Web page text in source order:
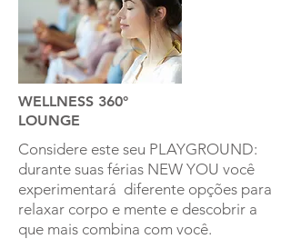
Considere este seu PLAYGROUND:
durante suas férias NEW YOU você
experimentará diferente opções para
relaxar corpo e mente e descobrir a
que mais combina com você.
WELLNESS 360°
LOUNGE